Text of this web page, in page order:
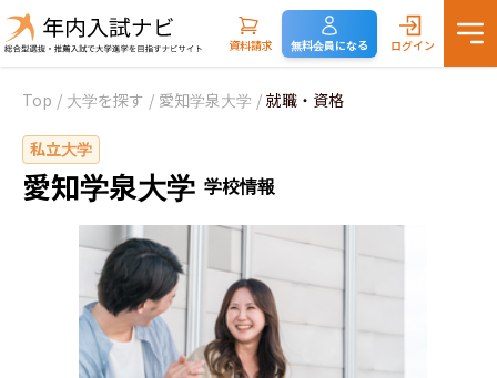
資料請求 無料会員になる ログイン
Top / 大学を探す / 愛知学泉大学 / 就職・資格
私立大学
愛知学泉大学 学校情報